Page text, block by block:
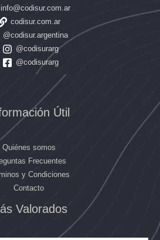
info@codisur.com.ar
codisur.com.ar
@codisur.argentina
@codisurarg
@codisurarg
Útil
Quiénes somos
Frecuentes
y Condiciones
Contacto
Valorados